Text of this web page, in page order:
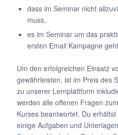
dass im Seminar nicht
muss,
es im Seminar um das
ersten Email Kampagne
Um den erfolgreichen Einsatz
gewährleisten, ist im Preis des
zu unserer Lernplattform
werden alle offenen Fragen
Kurses beantwortet. Du
einige Aufgaben und